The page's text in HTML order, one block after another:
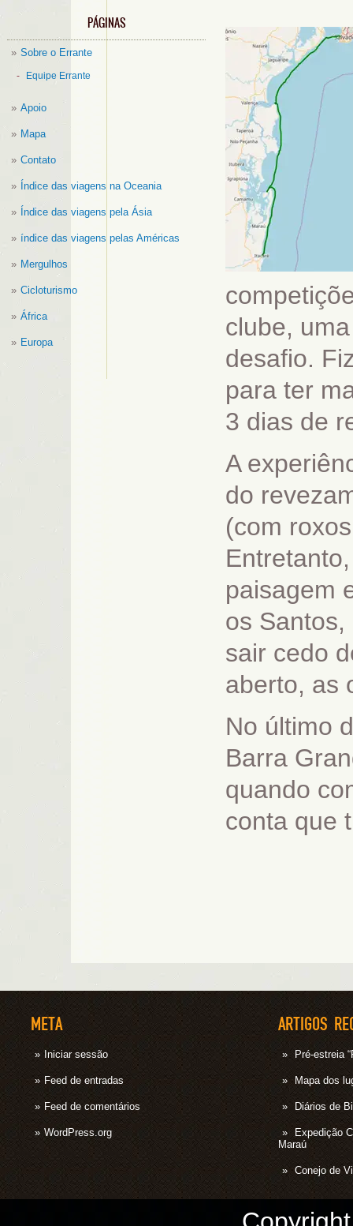
PÁGINAS
Sobre o Errante
Equipe Errante
Apoio
Mapa
Contato
Índice das viagens na Oceania
Índice das viagens pela Ásia
índice das viagens pelas Américas
Mergulhos
Cicloturismo
África
Europa
clube,
desafio.
para ter
3 dias de
A
do
(com
paisagem
os
sair cedo
aberto, as
No último
Barra
quando
conta que
META
Iniciar sessão
Feed de entradas
Feed de comentários
WordPress.org
ARTIGOS
Pré-estreia
Mapa dos
Diários de
Expedição
Maraú
Conejo de